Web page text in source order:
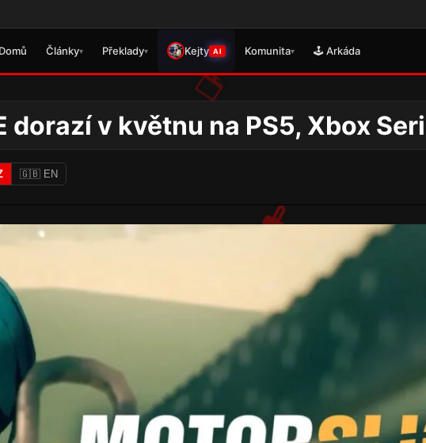
🎮
Domů Články▾ Překlady▾ Kejty AI Komunita▾ 🕹️ Arkáda
dorazí v květnu na PS5, Xbox
🇬🇧 EN